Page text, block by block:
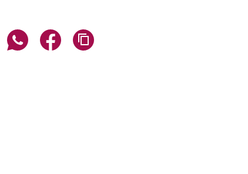
Seite über E-Mail teilen
Seite über WhatsApp teilen (externer Link, öffnet
Seite über Facebook teilen (externer Link,